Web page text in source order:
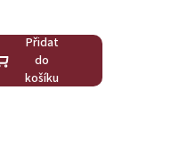
Přidat
do
košíku